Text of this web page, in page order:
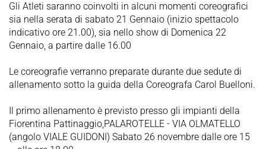
Gli Atleti saranno coinvolti in alcuni momenti coreografici
sia nella serata di sabato 21 Gennaio (inizio spettacolo
indicativo ore 21.00), sia nello show di Domenica 22
Gennaio, a partire dalle 16.00
Le coreografie verranno preparate durante due sedute di
allenamento sotto la guida della Coreografa Carol Buelloni.
Il primo allenamento è previsto presso gli impianti della
Fiorentina Pattinaggio,PALAROTELLE - VIA OLMATELLO
(angolo VIALE GUIDONI) Sabato 26 novembre dalle ore 15